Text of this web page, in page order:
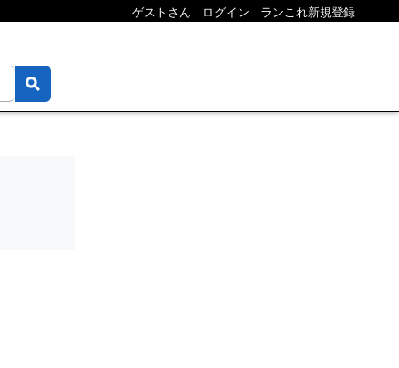
ゲストさん ログイン ランこれ新規登録